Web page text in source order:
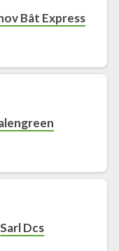
Bât Express
Sarl Dcs